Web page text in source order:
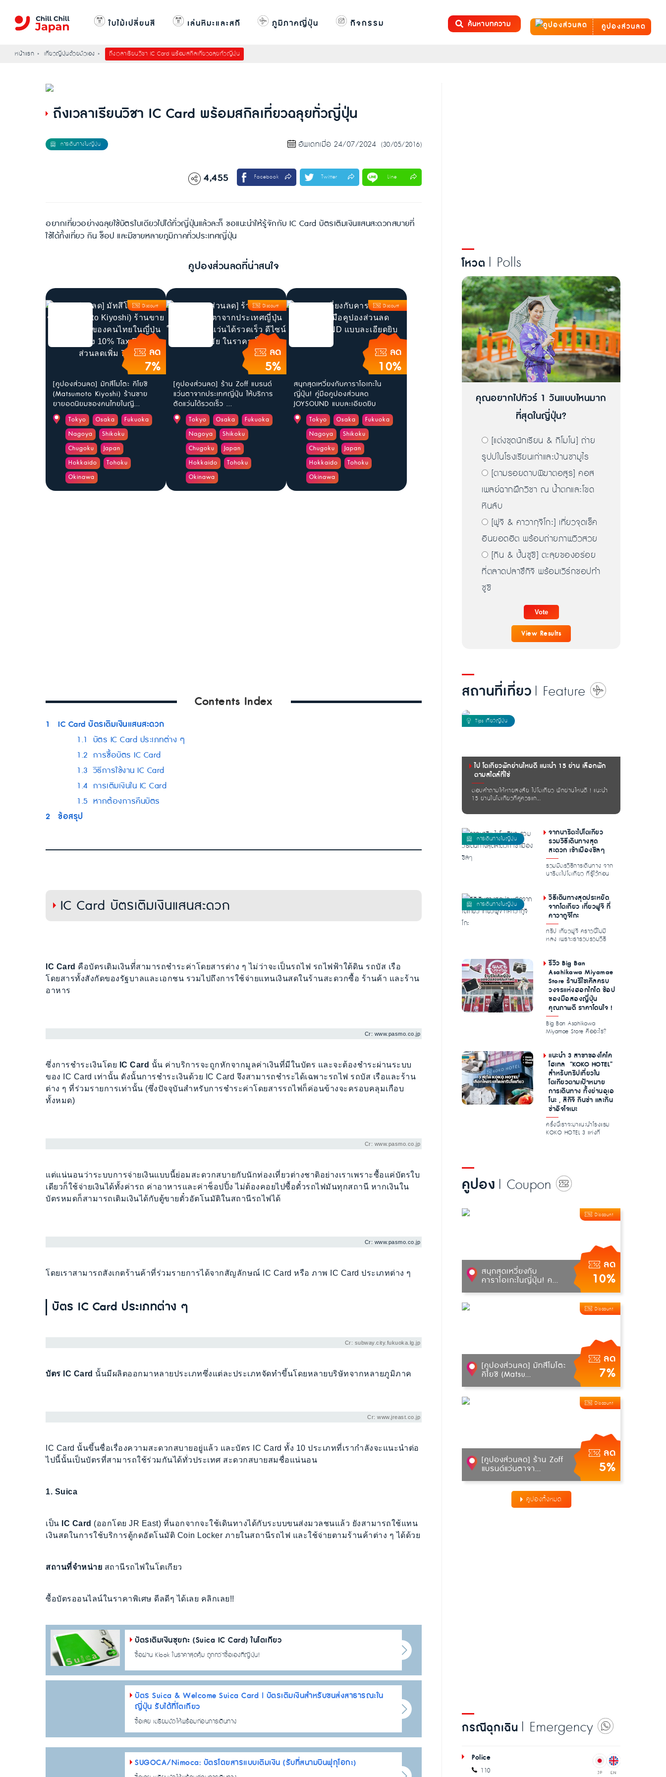
ใบไม้เปลี่ยนสี เล่นหิมะและสกี ภูมิภาคญี่ปุ่น กิจกรรม ค้นหาบทความ คูปองส่วนลด
หน้าแรก เที่ยวญี่ปุ่นด้วยตัวเอง ถึงเวลาเรียนวิชา IC Card พร้อมสกิลเที่ยวฉลุยทั่วญี่ปุ่น
ถึงเวลาเรียนวิชา IC Card พร้อมสกิลเที่ยวฉลุยทั่วญี่ปุ่น
อัพเดทเมื่อ 24/07/2024 (30/05/2016)
4,455 Facebook Twitter Line
อยากเที่ยวอย่างฉลุยใช้บัตรใบเดียวไปได้ทั่วญี่ปุ่นแล้วละก็ ขอแนะนำให้รู้จักกับ IC Card บัตรเติมเงินแสนสะดวกสบายที่
ใช้ได้ทั้งเที่ยว กิน ช็อป และมีขายหลายภูมิภาคทั่วประเทศญี่ปุ่น
คูปองส่วนลดที่น่าสนใจ
ลด
7%
Discount
[คูปองส่วนลด] มัทสึโมโตะ คิโยชิ
(Matsumoto Kiyoshi) ร้านขาย
ยายอดนิยมของคนไทยในญี...
Tokyo Osaka
Fukuoka
Nagoya
Shikoku
Chugoku
Japan
Hokkaido
Tohoku
Okinawa
ลด
5%
Discount
[คูปองส่วนลด] ร้าน Zoff แบรนด์
แว่นตาจากประเทศญี่ปุ่น ให้บริการ
ตัดแว่นได้รวดเร็ว ...
Tokyo Osaka
Fukuoka
Nagoya
Shikoku
Chugoku
Japan
Hokkaido
Tohoku
Okinawa
ลด
10%
Discount
สนุกสุดเหวี่ยงกับคาราโอเกะใน
ญี่ปุ่น! คู่มือคูปองส่วนลด
JOYSOUND แบบละเอียดยิบ
Tokyo Osaka
Fukuoka
Nagoya
Shikoku
Chugoku
Japan
Hokkaido
Tohoku
Okinawa
Contents Index
1 IC Card บัตรเติมเงินแสนสะดวก
1.1 บัตร IC Card ประเภทต่าง ๆ
1.2 การซื้อบัตร IC Card
1.3 วิธีการใช้งาน IC Card
1.4 การเติมเงินใน IC Card
1.5 หากต้องการคืนบัตร
2 ข้อสรุป
IC Card บัตรเติมเงินแสนสะดวก
IC Card คือบัตรเติมเงินที่่สามารถชำระค่าโดยสารต่าง ๆ ไม่ว่าจะเป็นรถไฟ รถไฟฟ้าใต้ดิน รถบัส เรือ
โดยสารทั้งสังกัดของรัฐบาลและเอกชน รวมไปถึงการใช้จ่ายแทนเงินสดในร้านสะดวกซื้อ ร้านค้า และร้าน
อาหาร
Cr: www.pasmo.co.jp
ซึ่งการชำระเงินโดย IC Card นั้น ค่าบริการจะถูกหักจากมูลค่าเงินที่มีในบัตร และจะต้องชำระผ่านระบบ
ของ IC Card เท่านั้น ดังนั้นการชำระเงินด้วย IC Card จึงสามารถชำระได้เฉพาะรถไฟ รถบัส เรือและร้าน
ต่าง ๆ ที่ร่วมรายการเท่านั้น (ซึ่งปัจจุบันสำหรับการชำระค่าโดยสารรถไฟก็ค่อนข้างจะครอบคลุมเกือบ
ทั้งหมด)
Cr: www.pasmo.co.jp
แต่แน่นอนว่าระบบการจ่ายเงินแบบนี้ย่อมสะดวกสบายกับนักท่องเที่ยวต่างชาติอย่างเราเพราะซื้อแค่บัตรใบ
เดียวก็ใช้จ่ายเงินได้ทั้งค่ารถ ค่าอาหารและค่าช็อปปิ้ง ไม่ต้องคอยไปซื้อตั๋วรถไฟมันทุกสถานี หากเงินใน
บัตรหมดก็สามารถเติมเงินได้กับตู้ขายตั๋วอัตโนมัติในสถานีรถไฟได้
Cr: www.pasmo.co.jp
โดยเราสามารถสังเกตร้านค้าที่ร่วมรายการได้จากสัญลักษณ์ IC Card หรือ ภาพ IC Card ประเภทต่าง ๆ
บัตร IC Card ประเภทต่าง ๆ
Cr: subway.city.fukuoka.lg.jp
บัตร IC Card นั้นมีผลิตออกมาหลายประเภทซึ่งแต่ละประเภทจัดทำขึ้นโดยหลายบริษัทจากหลายภูมิภาค
Cr: www.jreast.co.jp
IC Card นั้นขึ้นชื่อเรื่องความสะดวกสบายอยู่แล้ว และบัตร IC Card ทั้ง 10 ประเภทที่เรากำลังจะแนะนำต่อ
ไปนี้นั้นเป็นบัตรที่สามารถใช้ร่วมกันได้ทั่วประเทศ สะดวกสบายสมชื่อแน่นอน
1. Suica
เป็น IC Card (ออกโดย JR East) ที่นอกจากจะใช้เดินทางได้กับระบบขนส่งมวลชนแล้ว ยังสามารถใช้แทน
เงินสดในการใช้บริการตู้กดอัตโนมัติ Coin Locker ภายในสถานีรถไฟ และใช้จ่ายตามร้านค้าต่าง ๆ ได้ด้วย
สถานที่จำหน่าย สถานีรถไฟในโตเกียว
ซื้อบัตรออนไลน์ในราคาพิเศษ ดีลดีๆ ได้เลย คลิกเลย!!
บัตรเติมเงินซุยกะ (Suica IC Card) ในโตเกียว
ซื้อผ่าน Klook ในราคาสุดคุ้ม ถูกกว่าซื้อเองที่ญี่ปุ่น!
บัตร Suica & Welcome Suica Card | บัตรเติมเงินสำหรับขนส่งสาธารณะใน
ญี่ปุ่น รับได้ที่โตเกียว
ซื้อเลย เตรียมตัวให้พร้อมก่อนการเดินทาง
SUGOCA/Nimoca: บัตรโดยสารแบบเติมเงิน (รับที่สนามบินฟุกุโอกะ)
โหวต | Polls
คุณอยากไปทัวร์ 1 วันแบบไหนมาก
ที่สุดในญี่ปุ่น?
[แต่งชุดนักเรียน & กิโมโน] ถ่าย
รูปปในโรงเรียนเก่าและบ้านซามูไร
[ตามรอยดาบพิฆาตอสูร] คอส
เพลย์ฉากฝึกวิชา ณ น้ำตกและโขด
หินลับ
[ฟูจิ & คาวากุจิโกะ] เที่ยวจุดเช็ค
อินยอดฮิต พร้อมถ่ายภาพวิวสวย
[กิน & ปั้นซูชิ] ตะลุยของอร่อย
ที่ตลาดปลาซึกิจิ พร้อมเวิร์กชอปทำ
ซูชิ
View Results
สถานที่เที่ยว | Feature
ไป โตเกียวพักย่านไหนดี แนะนำ 15 ย่าน เลือกพัก
ตามสไตล์ที่ใช่
ตอบคำถามให้หายสงสัย ไปโตเกียว พักย่านไหนดี ! แนะนำ
15 ย่านในโตเกียวที่คู่ควรแก...
จากนาริตะไปโตเกียว
รวมวิธีเดินทางสุด
สะดวก เข้าเมืองชิลๆ
รวมมิตรวิธีการเดินทาง จาก
นาริตะไปโตเกียว ที่รู้ไว้ก่อน
วิธีเดินทางสุดประหยัด
จากโตเกียว เที่ยวฟูจิ ที่
คาวากูจิโกะ
ทริป เที่ยวฟูจิ คราวนี้ไม่มี
หลง เพราะเรารวบรวมวิธี
รีวิว Big Ban
Asahikawa Miyamae
Store ร้านรีไซเคิลครบ
วงจรแห่งฮอกไกโด ช้อป
ของมือสองญี่ปุ่น
คุณภาพดี ราคาโดนใจ !
Big Ban Asahikawa
Miyamae Store คืออะไร?
แนะนำ 3 สาขาของโคโค
โฮเทล “KOKO HOTEL”
สำหรับทริปเที่ยวใน
โตเกียวตามเป้าหมาย
การเดินทาง ทั้งย่านอุเอ
โนะ , สึกิจิ กินซ่า และกิน
ซ่าอิจโจเมะ
ครั้งนี้เราจะมาแนะนำโรงแรม
KOKO HOTEL 3 แห่งที่
คูปอง | Coupon
ลด
10%
Discount
สนุกสุดเหวี่ยงกับ
คาราโอเกะในญี่ปุ่น! ค...
ลด
7%
Discount
[คูปองส่วนลด] มัทสึโมโตะ
คิโยชิ (Matsu...
ลด
5%
Discount
[คูปองส่วนลด] ร้าน Zoff
แบรนด์แว่นตาจา...
คูปองทั้งหมด
กรณีฉุกเฉิน | Emergency
Police
110